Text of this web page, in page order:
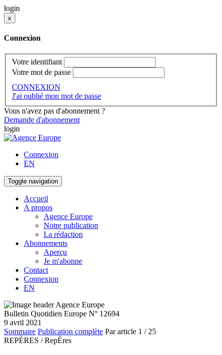
login
x
Connexion
Votre identifiant
Votre mot de passe
CONNEXION
J'ai oublié mon mot de passe
Vous n'avez pas d'abonnement ?
Demande d'abonnement
login
Connexion
EN
Toggle navigation
Accueil
A propos
Agence Europe
Notre publication
La rédaction
Abonnements
Aperçu
Je m'abonne
Contact
Connexion
EN
Bulletin Quotidien Europe N° 12694
9 avril 2021
Sommaire Publication complète Par article 1 / 25
REPÈRES / RepÈres